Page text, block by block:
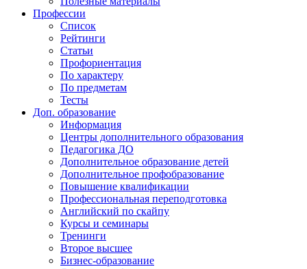
Профессии
Список
Рейтинги
Статьи
Профориентация
По характеру
По предметам
Тесты
Доп. образование
Информация
Центры дополнительного образования
Педагогика ДО
Дополнительное образование детей
Дополнительное профобразование
Повышение квалификации
Профессиональная переподготовка
Английский по скайпу
Курсы и семинары
Тренинги
Второе высшее
Бизнес-образование